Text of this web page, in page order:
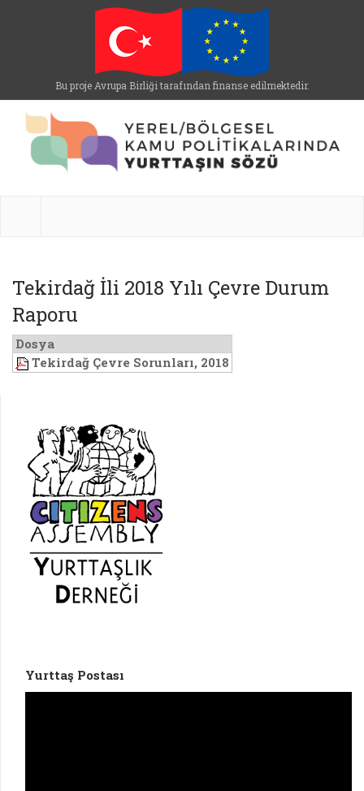
Bu proje Avrupa Birliği tarafından finanse edilmektedir.
Tekirdağ İli 2018 Yılı Çevre Durum
Raporu
Dosya
Tekirdağ Çevre Sorunları, 2018
Yurttaş Postası